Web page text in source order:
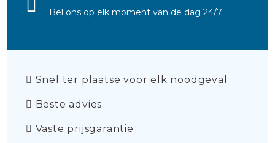
Bel ons op elk moment van de dag 24/7
Snel ter plaatse voor elk noodgeval
Beste advies
Vaste prijsgarantie